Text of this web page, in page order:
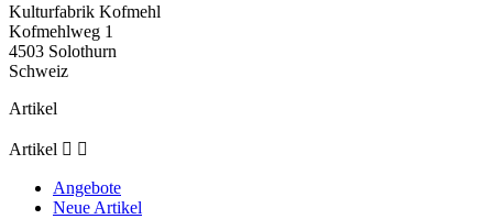
Kulturfabrik Kofmehl
Kofmehlweg 1
4503 Solothurn
Schweiz
Artikel
Artikel  
Angebote
Neue Artikel